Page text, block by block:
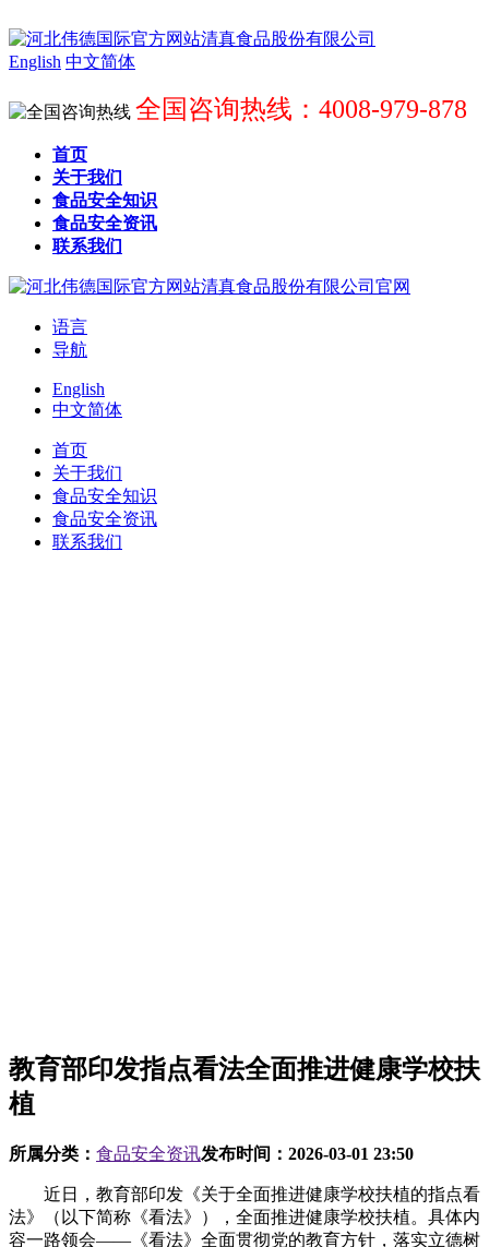
English 中文简体
全国咨询热线：4008-979-878
首页
关于我们
食品安全知识
食品安全资讯
联系我们
语言
导航
English
中文简体
首页
关于我们
食品安全知识
食品安全资讯
联系我们
教育部印发指点看法全面推进健康学校扶
植
所属分类： 食品安全资讯发布时间： 2026-03-01 23:50
近日，教育部印发《关于全面推进健康学校扶植的指点看
法》（以下简称《看法》），全面推进健康学校扶植。具体内
容一路领会——《看法》全面贯彻党的教育方针，落实立德树